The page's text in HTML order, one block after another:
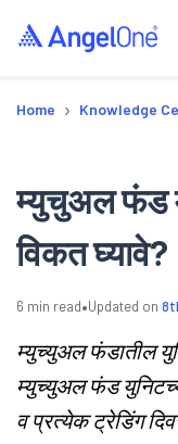
Home › Knowledge
म्युचुअल फंड
विकत घ्यावे?
6 min read•Updated on
म्युच्युअल फंडातील
म्युच्युअल फंड
व प्रत्येक ट्रेडिंग